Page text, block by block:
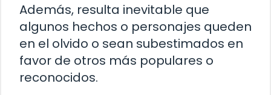
Además, resulta inevitable que
algunos hechos o personajes queden
en el olvido o sean subestimados en
favor de otros más populares o
reconocidos.